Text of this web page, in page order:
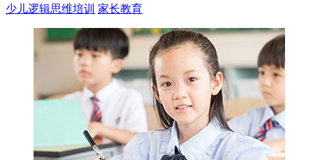
少儿逻辑思维培训 家长教育